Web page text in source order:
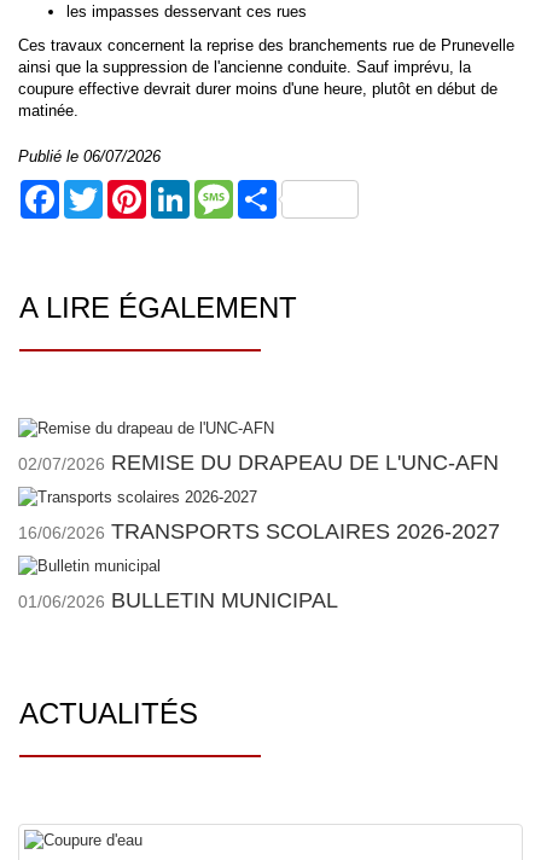
les impasses desservant ces rues
Ces travaux concernent la reprise des branchements rue de Prunevelle
ainsi que la suppression de l'ancienne conduite. Sauf imprévu, la
coupure effective devrait durer moins d'une heure, plutôt en début de
matinée.
Publié le 06/07/2026
FacebookTwitter PinterestLinkedInMessageShare
A LIRE ÉGALEMENT
02/07/2026 REMISE DU DRAPEAU DE L'UNC-AFN
16/06/2026 TRANSPORTS SCOLAIRES 2026-2027
01/06/2026 BULLETIN MUNICIPAL
ACTUALITÉS